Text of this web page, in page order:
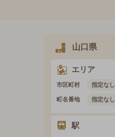
山口県
エリア
市区町村 指定なし
町名番地 指定なし
駅